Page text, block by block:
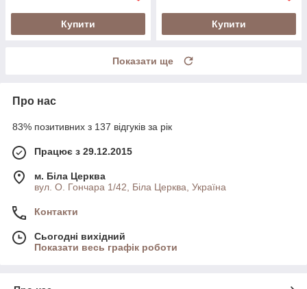
Купити Купити
Показати ще
Про нас
83% позитивних з 137 відгуків за рік
Працює з 29.12.2015
м. Біла Церква
вул. О. Гончара 1/42, Біла Церква, Україна
Контакти
Сьогодні вихідний
Показати весь графік роботи